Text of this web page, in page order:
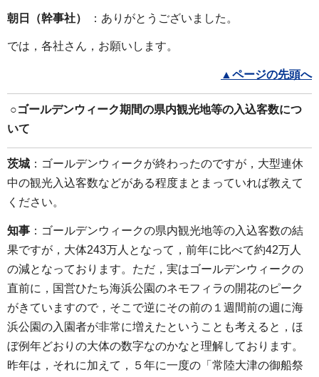
朝日（幹事社） ：ありがとうございました。
では，各社さん，お願いします。
▲ページの先頭へ
○ゴールデンウィーク期間の県内観光地等の入込客数につ
いて
茨城 ：ゴールデンウィークが終わったのですが，大型連休
中の観光入込客数などがある程度まとまっていれば教えて
ください。
知事 ：ゴールデンウィークの県内観光地等の入込客数の結
果ですが，大体243万人となって，前年に比べて約42万人
の減となっております。ただ，実はゴールデンウィークの
直前に，国営ひたち海浜公園のネモフィラの開花のピーク
がきていますので，そこで逆にその前の１週間前の週に海
浜公園の入園者が非常に増えたということも考えると，ほ
ぼ例年どおりの大体の数字なのかなと理解しております。
昨年は，それに加えて，５年に一度の「常陸大津の御船祭